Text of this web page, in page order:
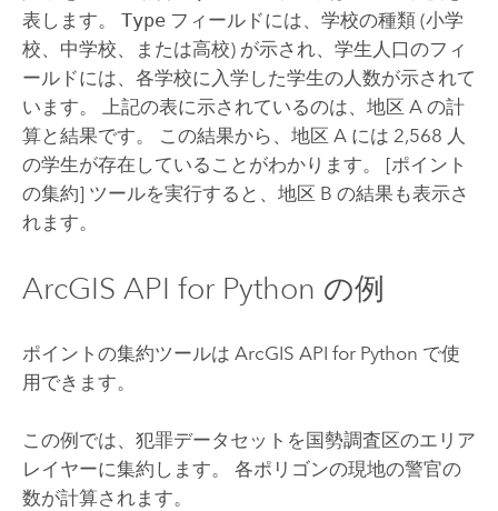
表します。 Typeフィールドには、学校の種類 (小学
校、中学校、または高校) が示され、学生人口のフィ
ールドには、各学校に入学した学生の人数が示されて
います。 上記の表に示されているのは、地区 A の計
算と結果です。 この結果から、地区 A には 2,568 人
の学生が存在していることがわかります。 [ポイント
の集約] ツールを実行すると、地区 B の結果も表示さ
れます。
ArcGIS API for Python の例
ポイントの集約ツールは ArcGIS API for Python で使
用できます。
この例では、犯罪データセットを国勢調査区のエリア
レイヤーに集約します。 各ポリゴンの現地の警官の
数が計算されます。